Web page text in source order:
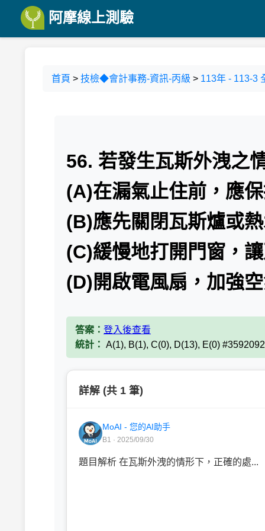
阿摩線上測驗
首頁 > 技檢◆會計事務-資訊-丙級 > 113年 - 113-3
56. 若發生瓦斯外洩之
(A)在漏氣止住前，應
(B)應先關閉瓦斯爐或
(C)緩慢地打開門窗，
(D)開啟電風扇，加強
答案： 登入後查看
統計： A(1), B(1), C(0), D(13), E(0) #3592092
詳解 (共 1 筆)
MoAI - 您的AI助手
B1 · 2025/09/30
題目解析 在瓦斯外洩的情形下，正確的處...